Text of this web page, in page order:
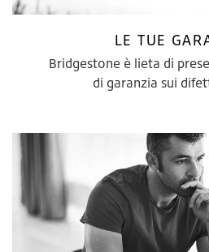
LE TUE
Bridgestone è lieta di
di garanzia sui